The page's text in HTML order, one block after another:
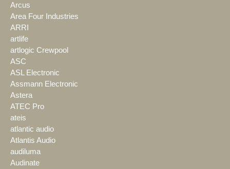
Arcus
Area Four Industries
ARRI
artlife
artlogic Crewpool
ASC
ASL Electronic
Assmann Electronic
Astera
ATEC Pro
ateis
atlantic audio
Atlantis Audio
audiluma
Audinate